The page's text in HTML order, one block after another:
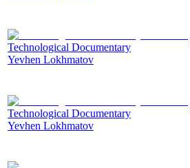
Technological Documentary
Yevhen Lokhmatov
Technological Documentary
Yevhen Lokhmatov